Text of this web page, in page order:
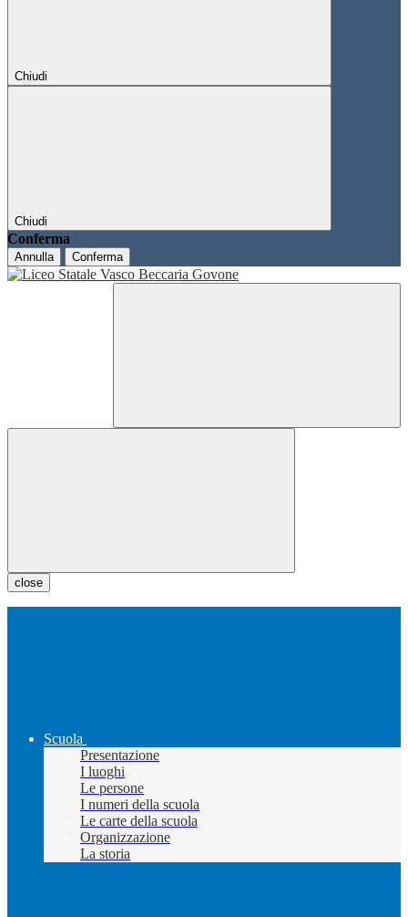
Chiudi
Chiudi
Conferma
Annulla Conferma
close
Scuola
Presentazione
I luoghi
Le persone
I numeri della scuola
Le carte della scuola
Organizzazione
La storia